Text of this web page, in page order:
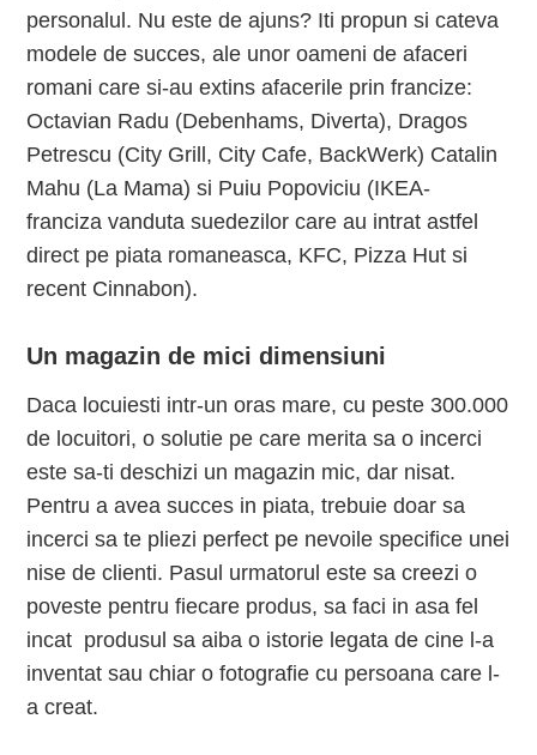
personalul. Nu este de ajuns? Iti propun si cateva
modele de succes, ale unor oameni de afaceri
romani care si-au extins afacerile prin francize:
Octavian Radu (Debenhams, Diverta), Dragos
Petrescu (City Grill, City Cafe, BackWerk) Catalin
Mahu (La Mama) si Puiu Popoviciu (IKEA-
franciza vanduta suedezilor care au intrat astfel
direct pe piata romaneasca, KFC, Pizza Hut si
recent Cinnabon).
Un magazin de mici dimensiuni
Daca locuiesti intr-un oras mare, cu peste 300.000
de locuitori, o solutie pe care merita sa o incerci
este sa-ti deschizi un magazin mic, dar nisat.
Pentru a avea succes in piata, trebuie doar sa
incerci sa te pliezi perfect pe nevoile specifice unei
nise de clienti. Pasul urmatorul este sa creezi o
poveste pentru fiecare produs, sa faci in asa fel
incat produsul sa aiba o istorie legata de cine l-a
inventat sau chiar o fotografie cu persoana care l-
a creat.